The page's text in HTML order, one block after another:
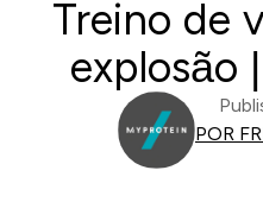
Treino de
explosão
POR